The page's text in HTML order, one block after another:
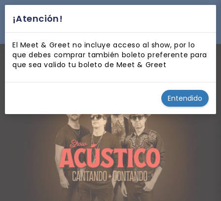
desplegar navegación
¡Atención!
El Meet & Greet no incluye acceso al show, por lo
que debes comprar también boleto preferente para
que sea valido tu boleto de Meet & Greet
Entendido